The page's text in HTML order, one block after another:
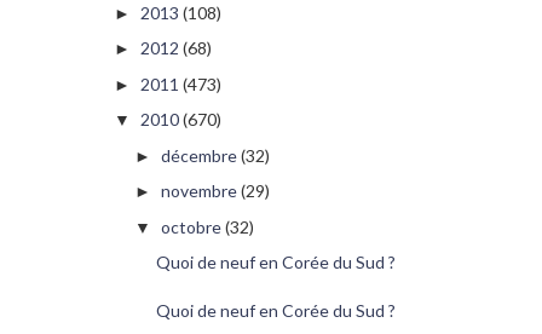
► 2013 (108)
► 2012 (68)
► 2011 (473)
▼ 2010(670)
► décembre(32)
► novembre(29)
▼ octobre(32)
Quoi de neuf en Corée du Sud ?
Quoi de neuf en Corée du Sud ?